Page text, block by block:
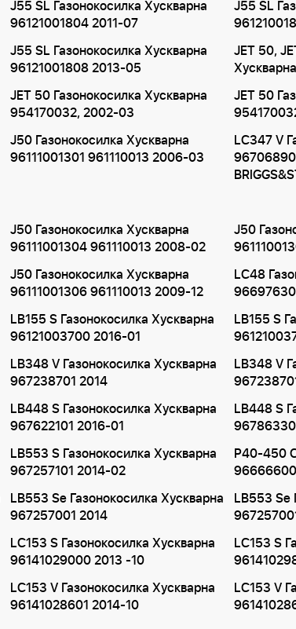
J55 SL Газонокосилка Хускварна
96121001804 2011-07
J55 SL
J55 SL Газонокосилка Хускварна
96121001808 2013-05
JET 50,
JET 50 Газонокосилка Хускварна
954170032, 2002-03
JET 50
J50 Газонокосилка Хускварна
96111001301 961110013 2006-03
LC347 V
J50 Газонокосилка Хускварна
96111001304 961110013 2008-02
J50
J50 Газонокосилка Хускварна
96111001306 961110013 2009-12
LC48
LB155 S Газонокосилка Хускварна
96121003700 2016-01
LB155 S
LB348 V Газонокосилка Хускварна
967238701 2014
LB348 V
LB448 S Газонокосилка Хускварна
967622101 2016-01
LB448 S
LB553 S Газонокосилка Хускварна
967257101 2014-02
P40-450
LB553 Se Газонокосилка Хускварна
967257001 2014
LB553 Se
LC153 S Газонокосилка Хускварна
96141029000 2013 -10
LC153 S
LC153 V Газонокосилка Хускварна
96141028601 2014-10
LC153 V